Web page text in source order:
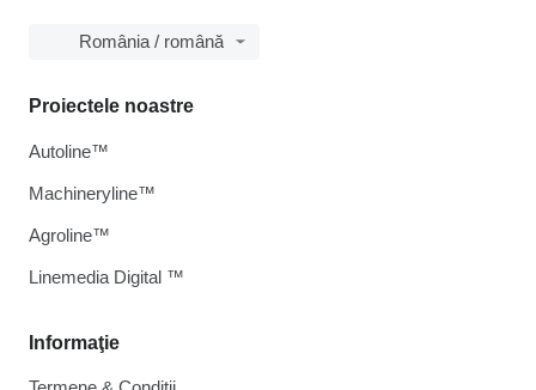
România / română
Informaţie
Proiectele noastre
Autoline™
Machineryline™
Agroline™
Linemedia Digital ™